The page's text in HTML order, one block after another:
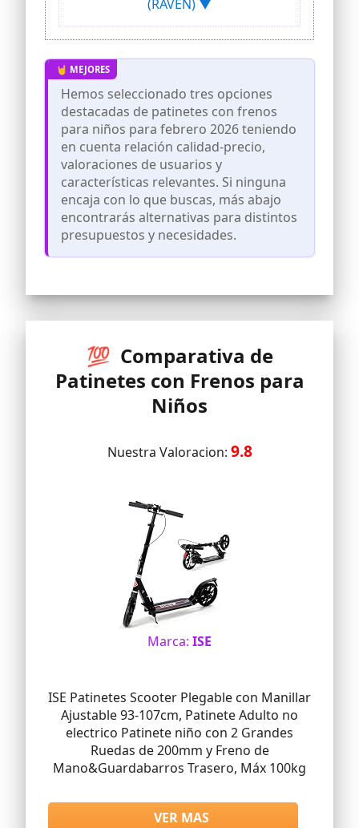
Ajuste de altura de 4 niveles del manillar
desde el suelo (72 cm/76,5 cm/81,5
cm/78,5 cm)
Cómodo freno trasero, freno de mano,
plegable, superficie antideslizante,
soporte lateral
Peso máximo del usuario: 80 kg
(RAVEN) ▼
Hemos seleccionado tres opciones
destacadas de patinetes con frenos
para niños para febrero 2026 teniendo
en cuenta relación calidad-precio,
valoraciones de usuarios y
características relevantes. Si ninguna
encaja con lo que buscas, más abajo
encontrarás alternativas para distintos
presupuestos y necesidades.
💯 Comparativa de
Patinetes con Frenos para
Niños
Nuestra Valoracion: 9.8
Marca: ISE
ISE Patinetes Scooter Plegable con Manillar
Ajustable 93-107cm, Patinete Adulto no
electrico Patinete niño con 2 Grandes
Ruedas de 200mm y Freno de
Mano&Guardabarros Trasero, Máx 100kg
VER MAS